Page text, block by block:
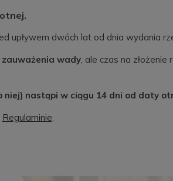
upływem dwóch lat od dnia wydania
zauważenia wady, ale czas na złożenie
nastąpi w ciągu 14 dni od daty
Regulaminie.